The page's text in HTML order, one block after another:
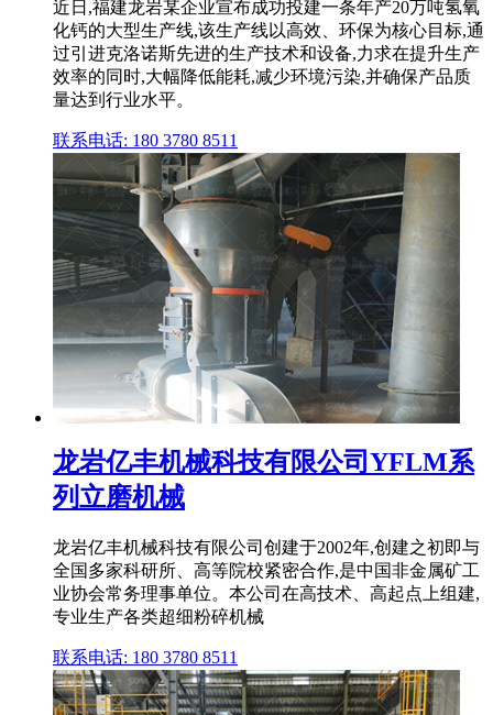
近日,福建龙岩某企业宣布成功投建一条年产20万吨氢氧
化钙的大型生产线,该生产线以高效、环保为核心目标,通
过引进克洛诺斯先进的生产技术和设备,力求在提升生产
效率的同时,大幅降低能耗,减少环境污染,并确保产品质
量达到行业水平。
联系电话: 180 3780 8511
龙岩亿丰机械科技有限公司YFLM系
列立磨机械
龙岩亿丰机械科技有限公司创建于2002年,创建之初即与
全国多家科研所、高等院校紧密合作,是中国非金属矿工
业协会常务理事单位。本公司在高技术、高起点上组建,
专业生产各类超细粉碎机械
联系电话: 180 3780 8511